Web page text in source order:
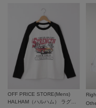
※取り扱いについては、商品に
※製造過程の工程上、カラー
※できる限り実物と同じ色にな
ートフォンなどの環境により
います。
※素材により染料等の臭いが強
＝＝＝＝＝＝＝＝＝＝＝＝＝＝
OFF PRICE STORE(Mens)